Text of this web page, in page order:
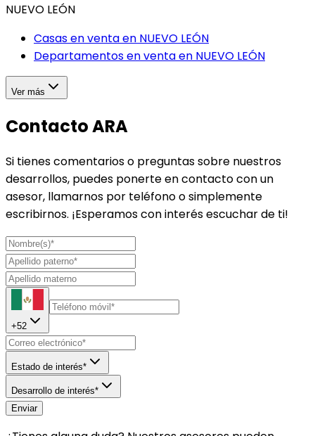
NUEVO LEÓN
Casas en venta en NUEVO LEÓN
Departamentos en venta en NUEVO LEÓN
Ver más
Contacto ARA
Si tienes comentarios o preguntas sobre nuestros
desarrollos, puedes ponerte en contacto con un
asesor, llamarnos por teléfono o simplemente
escribirnos. ¡Esperamos con interés escuchar de ti!
+52
Estado de interés*
Desarrollo de interés*
Enviar